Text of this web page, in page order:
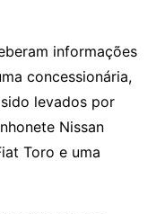
informações
concessionária,
levados por
Nissan
Toro e uma